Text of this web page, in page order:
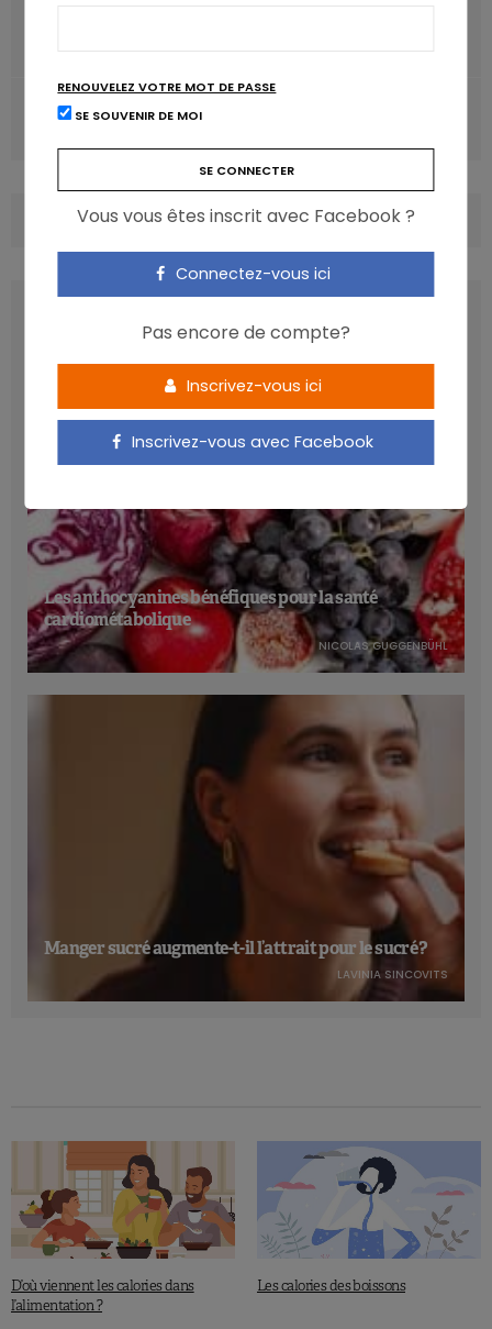
Boulgour aux légumes méditerranéens grillés Iglo
COMMENTS (0)
Les anthocyanines bénéfiques pour la santé
cardiométabolique
NICOLAS GUGGENBÜHL
Manger sucré augmente-t-il l’attrait pour le sucré ?
LAVINIA SINCOVITS
D’où viennent les calories dans
l’alimentation ?
Les calories des boissons
RENOUVELEZ VOTRE MOT DE PASSE
SE SOUVENIR DE MOI
Vous vous êtes inscrit avec Facebook ?
Connectez-vous ici
Pas encore de compte?
Inscrivez-vous ici
Inscrivez-vous avec Facebook